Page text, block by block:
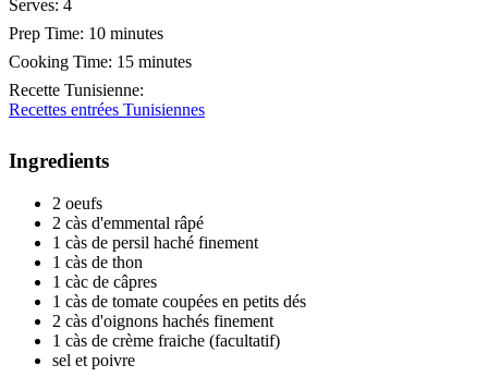
Serves: 4
Prep Time: 10 minutes
Cooking Time: 15 minutes
Recette Tunisienne:
Recettes entrées Tunisiennes
Ingredients
2 oeufs
2 càs d'emmental râpé
1 càs de persil haché finement
1 càs de thon
1 càc de câpres
1 càs de tomate coupées en petits dés
2 càs d'oignons hachés finement
1 càs de crème fraiche (facultatif)
sel et poivre